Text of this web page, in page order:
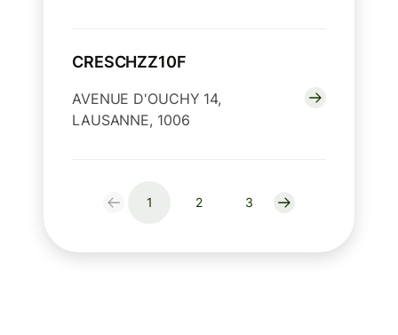
CRESCHZZ10F
AVENUE D'OUCHY 14,
LAUSANNE, 1006
1 2 3